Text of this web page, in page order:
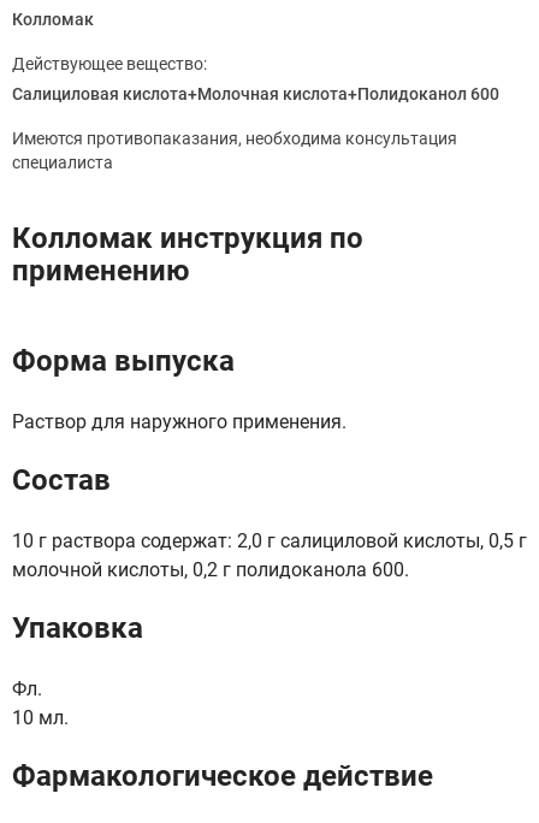
Колломак
Действующее вещество:
Салициловая кислота+Молочная кислота+Полидоканол 600
Имеются противопаказания, необходима консультация
специалиста
Колломак инструкция по
применению
Форма выпуска
Раствор для наружного применения.
Состав
10 г раствора содержат: 2,0 г салициловой кислоты, 0,5 г
молочной кислоты, 0,2 г полидоканола 600.
Упаковка
Фл.
10 мл.
Фармакологическое действие